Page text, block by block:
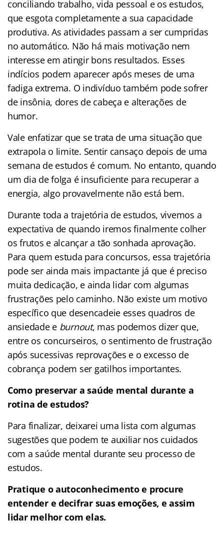
conciliando trabalho, vida pessoal e os estudos,
que esgota completamente a sua capacidade
produtiva. As atividades passam a ser cumpridas
no automático. Não há mais motivação nem
interesse em atingir bons resultados. Esses
indícios podem aparecer após meses de uma
fadiga extrema. O indivíduo também pode sofrer
de insônia, dores de cabeça e alterações de
humor.
Vale enfatizar que se trata de uma situação que
extrapola o limite. Sentir cansaço depois de uma
semana de estudos é comum. No entanto, quando
um dia de folga é insuficiente para recuperar a
energia, algo provavelmente não está bem.
Durante toda a trajetória de estudos, vivemos a
expectativa de quando iremos finalmente colher
os frutos e alcançar a tão sonhada aprovação.
Para quem estuda para concursos, essa trajetória
pode ser ainda mais impactante já que é preciso
muita dedicação, e ainda lidar com algumas
frustrações pelo caminho. Não existe um motivo
específico que desencadeie esses quadros de
ansiedade e burnout, mas podemos dizer que,
entre os concurseiros, o sentimento de frustração
após sucessivas reprovações e o excesso de
cobrança podem ser gatilhos importantes.
Como preservar a saúde mental durante a
rotina de estudos?
Para finalizar, deixarei uma lista com algumas
sugestões que podem te auxiliar nos cuidados
com a saúde mental durante seu processo de
estudos.
Pratique o autoconhecimento e procure
entender e decifrar suas emoções, e assim
lidar melhor com elas.